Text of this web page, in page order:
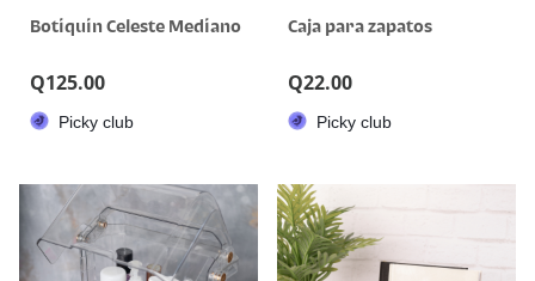
Botiquin Celeste Mediano
Q125.00
Picky club
Caja para zapatos
Q22.00
Picky club